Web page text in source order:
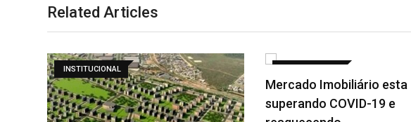
Related Articles
INSTITUCIONAL
Mercado Imobiliário esta
superando COVID-19 e